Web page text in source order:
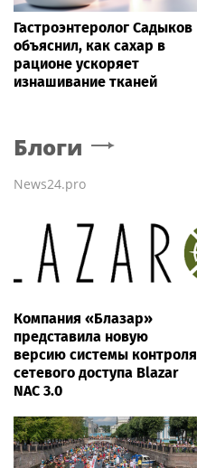
Гастроэнтеролог Садыков
объяснил, как сахар в
рационе ускоряет
изнашивание тканей
Блоги
News24.pro
Компания «Блазар»
представила новую
версию системы контроля
сетевого доступа Blazar
NAC 3.0